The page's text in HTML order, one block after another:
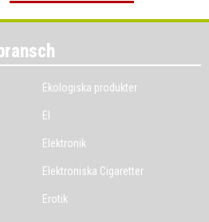
Ekologiska produkter
El
Elektronik
Elektroniska Cigaretter
Erotik